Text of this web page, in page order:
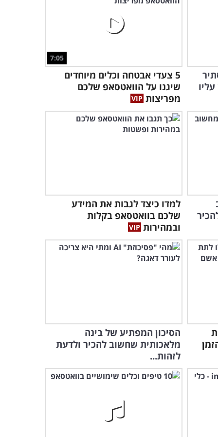
איך הפרעה דו-קוטבית
משפיעה על מי שסובל ממנה?
הסבר מרתק!
14:44
האם הבינה המלאכותית
תשמיד את האנושות? לעת
עתה יש תשובה...
מפחיד: האם יתכן שהמגיפה
הבאה קרובה יותר ממה
שחשבנו?
7:05
5 צעדי אבטחה וכלים מיוחדים
שיגנו על הוואטסאפ שלכם
מפריצות
למדו כיצד לגבות את המידע
שלכם בוואטסאפ בקלות
ובמהירות
הסיכון המפתיע של בינה
מלאכותית שחשוב להכיר ולדעת
לזהות...